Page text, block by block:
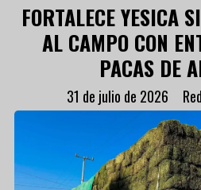
FORTALECE YESICA
AL CAMPO CON
PACAS DE
31 de julio de 2026